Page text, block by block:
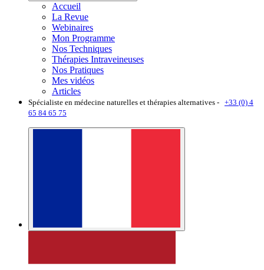
Accueil
La Revue
Webinaires
Mon Programme
Nos Techniques
Thérapies Intraveineuses
Nos Pratiques
Mes vidéos
Articles
Spécialiste en médecine naturelles et thérapies alternatives - +33 (0) 4
65 84 65 75